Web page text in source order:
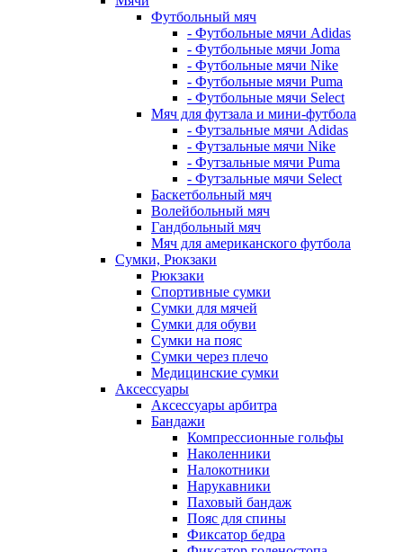
Футбольный мяч
- Футбольные мячи Adidas
- Футбольные мячи Joma
- Футбольные мячи Nike
- Футбольные мячи Puma
- Футбольные мячи Select
Мяч для футзала и мини-футбола
- Футзальные мячи Adidas
- Футзальные мячи Nike
- Футзальные мячи Puma
- Футзальные мячи Select
Баскетбольный мяч
Волейбольный мяч
Гандбольный мяч
Мяч для американского футбола
Сумки, Рюкзаки
Рюкзаки
Спортивные сумки
Сумки для мячей
Сумки для обуви
Сумки на пояс
Сумки через плечо
Медицинские сумки
Аксессуары
Аксессуары арбитра
Бандажи
Компрессионные гольфы
Наколенники
Налокотники
Нарукавники
Паховый бандаж
Пояс для спины
Фиксатор бедра